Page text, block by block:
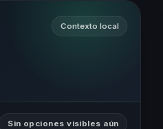
Contexto local
Sin opciones visibles aún